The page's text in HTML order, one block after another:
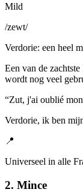
Mild
/zewt/
Verdorie: een heel
Een van de
wordt nog veel
“Zut, j'ai oublié
Verdorie, ik ben
📍
Universeel in alle
2. Mince